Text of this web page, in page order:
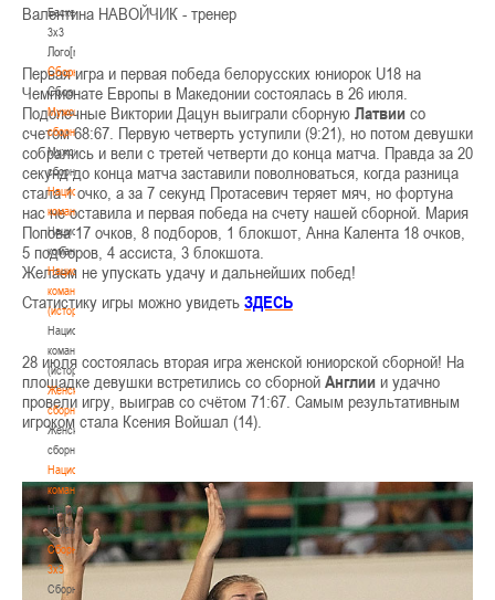
Баскетбол
3х3
Лого[modid=121]
Сборные
Сборные
Мужские
сборные
Мужские
сборные
Национальная
команда
Национальная
команда
Национальная
команда
(история)
Национальная
команда
(история)
Женские
сборные
Женские
сборные
Национальная
команда
Национальная
команда
Сборные
3х3
Сборные
Валентина НАВОЙЧИК - тренер
Первая игра и первая победа белорусских юниорок U18 на
Чемпионате Европы в Македонии состоялась в 26 июля.
Подопечные Виктории Дацун выиграли сборную Латвии со
счетом 68:67. Первую четверть уступили (9:21), но потом девушки
собрались и вели с третей четверти до конца матча. Правда за 20
секунд до конца матча заставили поволноваться, когда разница
стала 1 очко, а за 7 секунд Протасевич теряет мяч, но фортуна
нас не оставила и первая победа на счету нашей сборной. Мария
Попова 17 очков, 8 подборов, 1 блокшот, Анна Калента 18 очков,
5 подборов, 4 ассиста, 3 блокшота.
Желаем не упускать удачу и дальнейших побед!
Статистику игры можно увидеть ЗДЕСЬ
28 июля состоялась вторая игра женской юниорской сборной! На
площадке девушки встретились со сборной Англии и удачно
провели игру, выиграв со счётом 71:67. Самым результативным
игроком стала Ксения Войшал (14).